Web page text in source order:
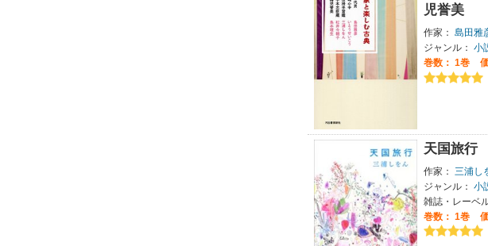
児誉美
作家： 島田雅
ジャンル： 小
巻数： 1巻
天国旅行
作家：
三浦し
ジャンル： 小
雑誌・レーベ
巻数： 1巻